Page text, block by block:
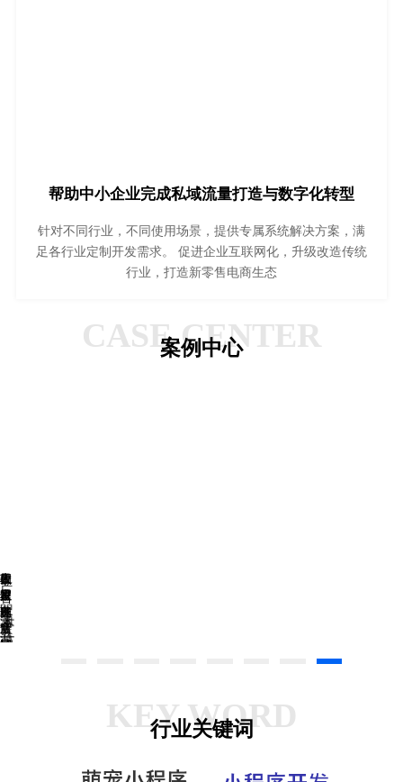
帮助中小企业完成私域流量打造与数字化转型
针对不同行业，不同使用场景，提供专属系统解决方案，满
足各行业定制开发需求。 促进企业互联网化，升级改造传统
行业，打造新零售电商生态
CASE CENTER
案例中心
星
盟
美
食
网
四
月
春
膳
网
敦
煌
网
一
家
一
店
社
夜
星
球
太
岁
三
宝
产
品
溯
源
查
禾
KEY WORD
行业关键词